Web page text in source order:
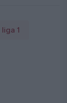
liga 1